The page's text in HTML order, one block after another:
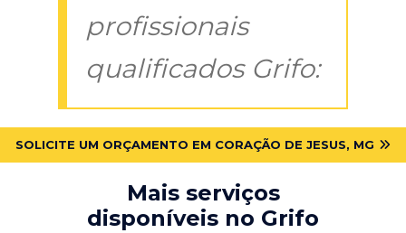
profissionais
qualificados Grifo:
SOLICITE UM ORÇAMENTO EM CORAÇÃO DE JESUS, MG
Mais serviços
disponíveis no Grifo